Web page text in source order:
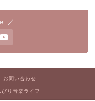
／
お問い合わせ
り音楽ライフ